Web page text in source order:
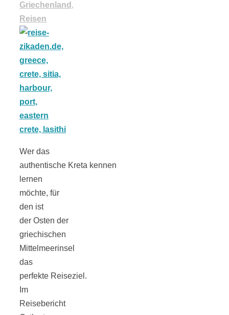
Griechenland ,
Reisen
Wer das
authentische Kreta kennen
lernen
möchte, für
den ist
der Osten der
griechischen
Mittelmeerinsel
das
perfekte Reiseziel.
Im
Reisebericht
mit Zimt